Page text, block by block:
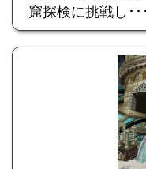
窟探検に挑戦し･･･